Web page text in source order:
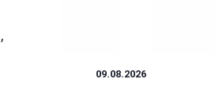
09.08.2026